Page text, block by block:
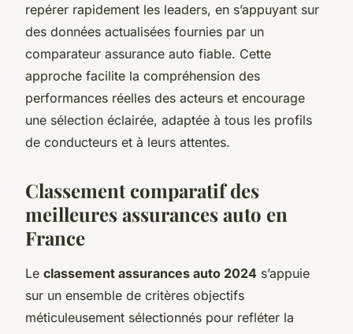
repérer rapidement les leaders, en s’appuyant sur
des données actualisées fournies par un
comparateur assurance auto fiable. Cette
approche facilite la compréhension des
performances réelles des acteurs et encourage
une sélection éclairée, adaptée à tous les profils
de conducteurs et à leurs attentes.
Classement comparatif des
meilleures assurances auto en
France
Le classement assurances auto 2024 s’appuie
sur un ensemble de critères objectifs
méticuleusement sélectionnés pour refléter la